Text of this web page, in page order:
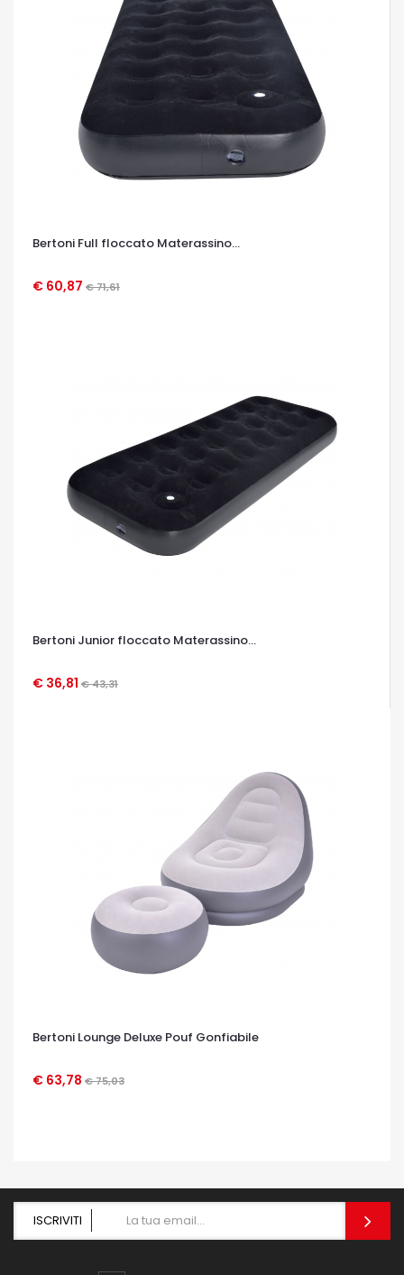
Bertoni Full floccato Materassino...
€ 60,87 € 71,61
OCCHIATA VELOCE
Bertoni Junior floccato Materassino...
€ 36,81 € 43,31
OCCHIATA VELOCE
Bertoni Lounge Deluxe Pouf Gonfiabile
€ 63,78 € 75,03
OCCHIATA VELOCE
ISCRIVITI